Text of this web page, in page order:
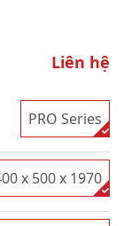
Liên hệ
PRO Series
x 500 x 1970